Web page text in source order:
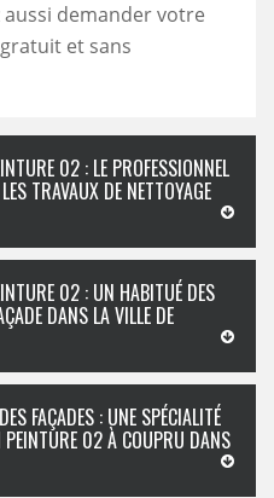
aussi demander votre
et sans
02 : LE PROFESSIONNEL
TRAVAUX DE NETTOYAGE
02 : UN HABITUÉ DES
DANS LA VILLE DE
FAÇADES : UNE SPÉCIALITÉ
PEINTURE 02 À COUPRU DANS